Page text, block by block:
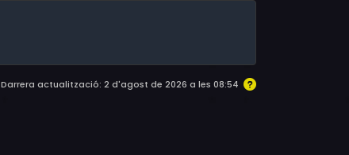
Darrera actualització: 2 d'agost de 2026 a les 08:54